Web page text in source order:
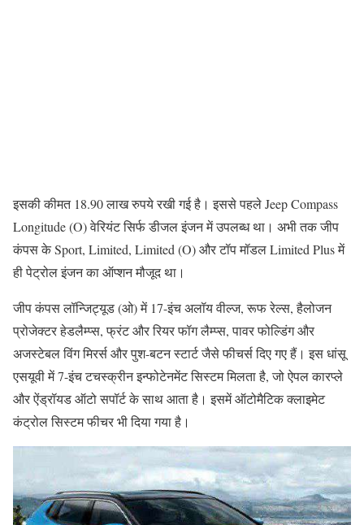
इसकी कीमत 18.90 लाख रुपये रखी गई है। इससे पहले Jeep Compass
Longitude (O) वेरियंट सिर्फ डीजल इंजन में उपलब्ध था। अभी तक जीप
कंपस के Sport, Limited, Limited (O) और टॉप मॉडल Limited Plus में
ही पेट्रोल इंजन का ऑप्शन मौजूद था।
जीप कंपस लॉन्जिट्यूड (ओ) में 17-इंच अलॉय वील्ज, रूफ रेल्स, हैलोजन
प्रोजेक्टर हेडलैम्प्स, फ्रंट और रियर फॉग लैम्प्स, पावर फोल्डिंग और
अजस्टेबल विंग मिरर्स और पुश-बटन स्टार्ट जैसे फीचर्स दिए गए हैं। इस धांसू
एसयूवी में 7-इंच टचस्क्रीन इन्फोटेनमेंट सिस्टम मिलता है, जो ऐपल कारप्ले
और ऐंड्रॉयड ऑटो सपॉर्ट के साथ आता है। इसमें ऑटोमैटिक क्लाइमेट
कंट्रोल सिस्टम फीचर भी दिया गया है।